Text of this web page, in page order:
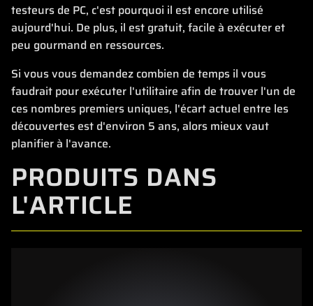
testeurs de PC, c'est pourquoi il est encore utilisé
aujourd'hui. De plus, il est gratuit, facile à exécuter et
peu gourmand en ressources.
Si vous vous demandez combien de temps il vous
faudrait pour exécuter l'utilitaire afin de trouver l'un de
ces nombres premiers uniques, l'écart actuel entre les
découvertes est d'environ 5 ans, alors mieux vaut
planifier à l'avance.
PRODUITS DANS
L'ARTICLE